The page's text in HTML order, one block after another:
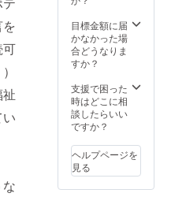
可
す。側
面のホ
ルダー
ペンを
さして
ノート
カバー
運べま
す。内
側にあ
る紐は
ステ
ル、他
サイ
て
8.7cm x
8.7cm x
縦x横x
高さ）
ペン
ケー
目標金額に届
かなかった場
合どうなりま
すか？
支援で困った
時はどこに相
談したらいい
ですか？
ヘルプページを
見る